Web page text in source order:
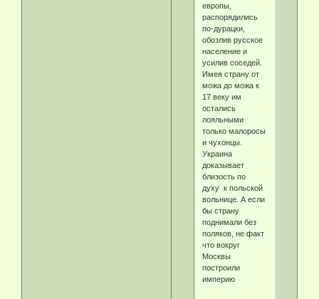
европы,
распорядились
по-дурацки,
обозлив русское
население и
усилив соседей.
Имея страну от
можа до можа к
17 веку им
остались
лояльными
только малоросы
и чухонцы.
Украина
доказывает
близость по
духу к польской
вольнице. А если
бы страну
поднимали без
поляков, не факт
что вокруг
Москвы
построили
империю